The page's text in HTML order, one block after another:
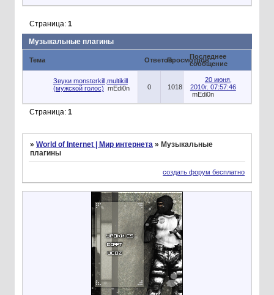
Музыкальные плагины
Страница: 1
Тема ОтветовПросмотровПоследнее
сообщение
Звуки monsterkill,multikill
(мужской голос) mEdi0n 0 1018
20 июня,
2010г. 07:57:46
mEdi0n
Страница: 1
» World of Internet | Мир интернета » Музыкальные
плагины
создать форум бесплатно